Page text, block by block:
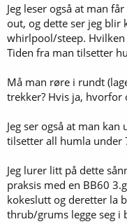
Jeg leser også at man
out, og dette ser jeg blir
whirlpool/steep. Hvilken
Tiden fra man tilsetter
Må man røre i rundt
trekker? Hvis ja, hvorfor
Jeg ser også at man
tilsetter all humla under
Jeg lurer litt på dette
praksis med en BB60
kokeslutt og deretter la
thrub/grums legge seg i